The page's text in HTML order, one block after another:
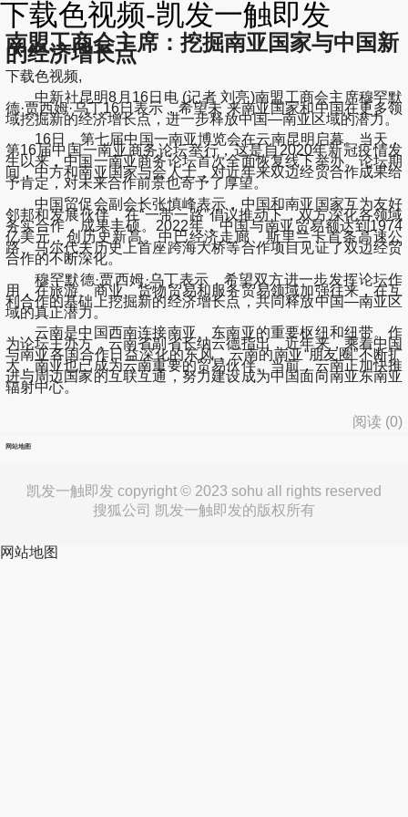
下载色视频-凯发一触即发
南盟工商会主席：挖掘南亚国家与中国新
的经济增长点
下载色视频,
中新社昆明8月16日电 (记者 刘亮)南盟工商会主席穆罕默
德·贾西姆·乌丁16日表示，希望未 来南亚国家和中国在更多领
域挖掘新的经济增长点，进一步释放中国—南亚区域的潜力。
16日，第七届中国一南亚博览会在云南昆明启幕。当天，
第16届中国一南亚商务论坛举行，这是自2020年新冠疫情发
生以来，中国一南亚商务论坛首次全面恢复线下举办。论坛期
间，中方和南亚国家与会人士，对近年来双边经贸合作成果给
予肯定，对未来合作前景也寄予了厚望。
中国贸促会副会长张慎峰表示，中国和南亚国家互为友好
邻邦和发展伙伴，在“一带一路”倡议推动下，双方深化各领域
务实合作，成果丰硕。2022年，中国与南亚贸易额达到1974
亿美元，创历史新高。中巴经济走廊、斯里兰卡首条高速公
路、马尔代夫历史上首座跨海大桥等合作项目见证了双边经贸
合作的不断深化。
穆罕默德·贾西姆·乌丁表示，希望双方进一步发挥论坛作
用，在旅游、商业、货物贸易和服务贸易领域加强往来，在互
利合作的基础上挖掘新的经济增长点，共同释放中国—南亚区
域的真正潜力。
云南是中国西南连接南亚、东南亚的重要枢纽和纽带。作
为论坛主办方，云南省副省长纳云德指出，近年来，乘着中国
与南亚各国合作日益深化的东风，云南的南亚“朋友圈”不断扩
大，南亚也已成为云南重要的贸易伙伴。当前，云南正加快推
进与周边国家的互联互通，努力建设成为中国面向南亚东南亚
辐射中心。
阅读 (0)
网站地图
凯发一触即发 copyright © 2023 sohu all rights reserved
搜狐公司 凯发一触即发的版权所有
网站地图